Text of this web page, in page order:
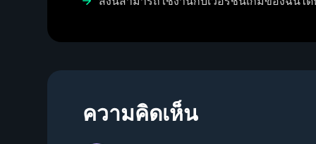
ความคิดเห็น